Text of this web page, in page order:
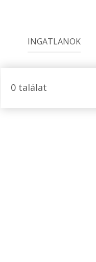
INGATLANOK
0 találat